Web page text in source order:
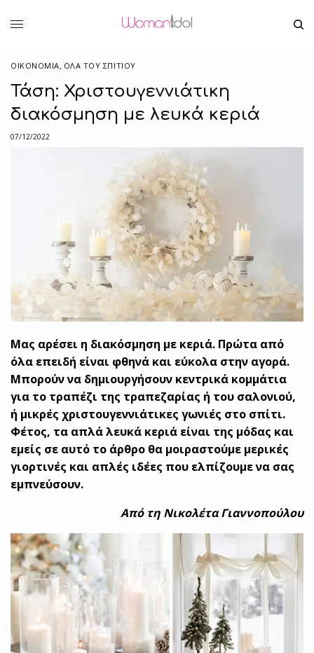
ΟΙΚΟΝΟΜΙΑ, ΌΛΑ ΤΟΥ ΣΠΙΤΙΟΥ
Τάση: Χριστουγεννιάτικη
διακόσμηση με λευκά κεριά
07/12/2022
Μας αρέσει η διακόσμηση με κεριά. Πρώτα από
όλα επειδή είναι φθηνά και εύκολα στην αγορά.
Μπορούν να δημιουργήσουν κεντρικά κομμάτια
για το τραπέζι της τραπεζαρίας ή του σαλονιού,
ή μικρές χριστουγεννιάτικες γωνιές στο σπίτι.
Φέτος, τα απλά λευκά κεριά είναι της μόδας και
εμείς σε αυτό το άρθρο θα μοιραστούμε μερικές
γιορτινές και απλές ιδέες που ελπίζουμε να σας
εμπνεύσουν.
Από τη Νικολέτα Γιαννοπούλου